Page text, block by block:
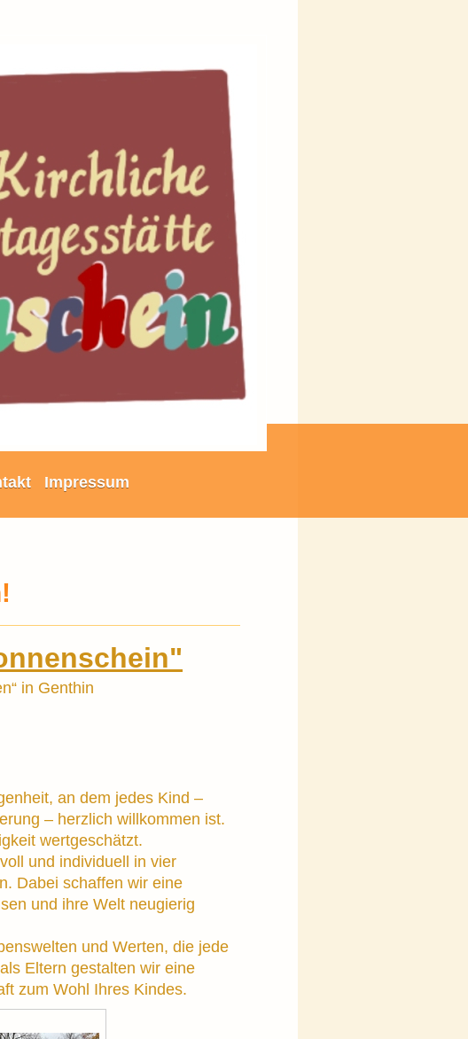
Impressum
in Genthin
an dem jedes Kind –
– herzlich willkommen ist.
wertgeschätzt.
und individuell in vier
Dabei schaffen wir eine
und ihre Welt neugierig
und Werten, die jede
Eltern gestalten wir eine
zum Wohl Ihres Kindes.